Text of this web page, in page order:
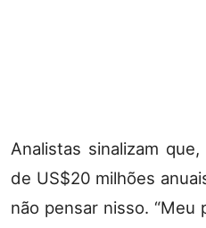
Analistas sinalizam
de US$20 milhões
não pensar nisso.